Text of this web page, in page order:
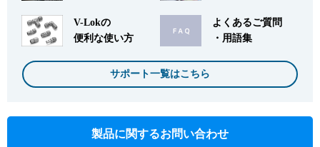
V-Lokの
便利な使い方
よくあるご質問
・用語集
サポート一覧はこちら
製品に関するお問い合わせ